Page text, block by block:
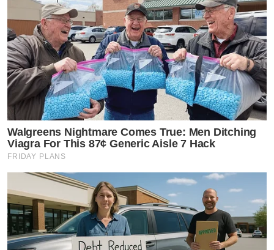
Walgreens Nightmare Comes True: Men Ditching
Viagra For This 87¢ Generic Aisle 7 Hack
FRIDAY PLANS